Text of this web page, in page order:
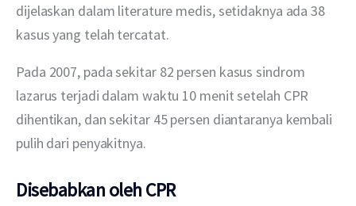
dijelaskan dalam literature medis, setidaknya ada 38
kasus yang telah tercatat.
Pada 2007, pada sekitar 82 persen kasus sindrom
lazarus terjadi dalam waktu 10 menit setelah CPR
dihentikan, dan sekitar 45 persen diantaranya kembali
pulih dari penyakitnya.
Disebabkan oleh CPR